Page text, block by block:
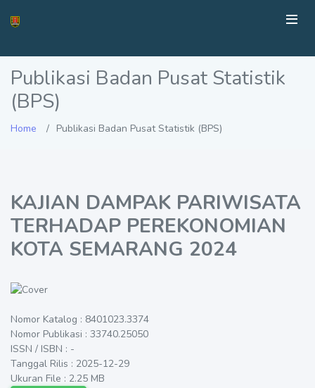
Publikasi Badan Pusat Statistik
(BPS)
Home Publikasi Badan Pusat Statistik (BPS)
KAJIAN DAMPAK PARIWISATA
TERHADAP PEREKONOMIAN
KOTA SEMARANG 2024
Nomor Katalog : 8401023.3374
Nomor Publikasi : 33740.25050
ISSN / ISBN : -
Tanggal Rilis : 2025-12-29
Ukuran File : 2.25 MB